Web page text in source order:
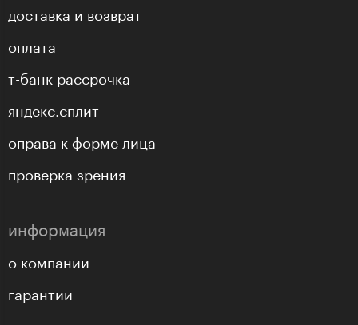
доставка и возврат
оплата
т-банк рассрочка
яндекс.сплит
оправа к форме лица
проверка зрения
информация
о компании
гарантии